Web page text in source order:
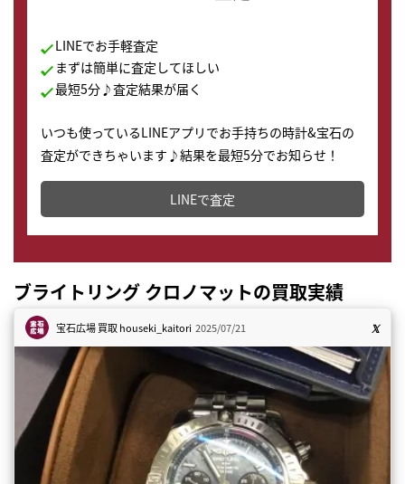
LINEでお手軽査定
まずは簡単に査定してほしい
最短5分♪査定結果が届く
いつも使っているLINEアプリでお手持ちの時計&宝石の
査定ができちゃいます♪結果を最短5分でお知らせ！
どこからでもすぐに査定金額を知ることが出来ます。
LINEで査定
ブライトリング クロノマットの買取実績
宝石広場 買取houseki_kaitori 2025/07/21